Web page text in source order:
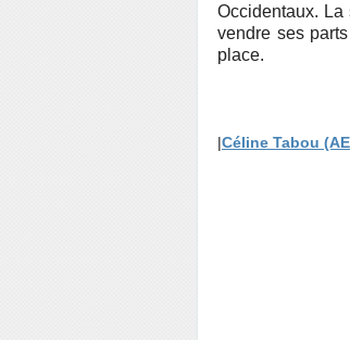
Occidentaux. La
vendre ses
place.
|Céline Tabou